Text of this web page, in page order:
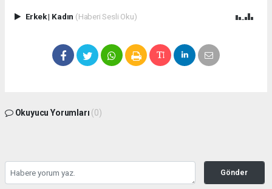
Erkek| Kadın (Haberi Sesli Oku)
Okuyucu Yorumları (0)
Gönder